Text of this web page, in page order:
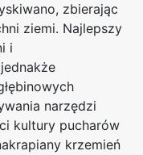
zbierając
ziemi. Najlepszy
i
narzędzi
kultury pucharów
krzemień